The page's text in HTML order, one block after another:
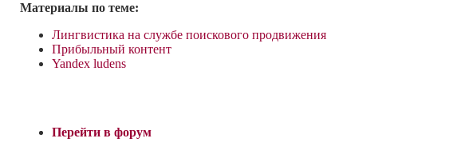
Материалы по теме:
Лингвистика на службе поискового продвижения
Прибыльный контент
Yandex ludens
Перейти в форум